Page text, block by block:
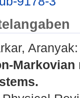
Aranyak: